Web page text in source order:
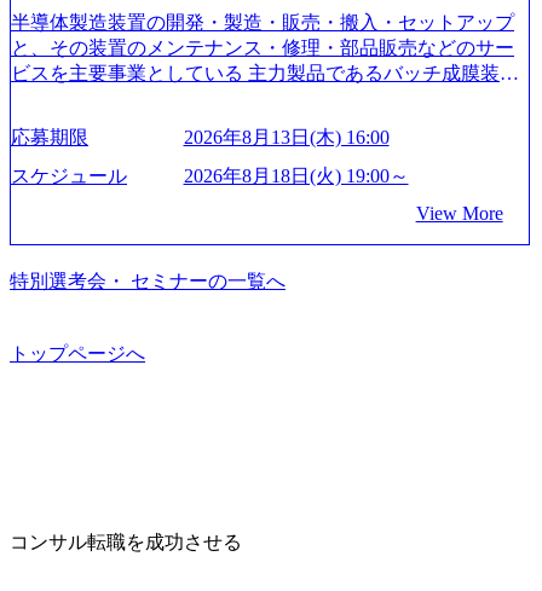
着けたい方でも幅広に経験を積みたい方でも、キャリア形
成が柔軟に可能な環境である。 https://storage.googleapis.com/
our-vision-production.appspot.com/public/images/20240925204135
_93b1bff3-f71c-4bc9-8bd9-72a8a4826007_1200x554.webp https://
mages/20250502152751_46c65543-87ef-4e86-a85a-8649e1c532f9
_956x512.webp https://storage.googleapis.com/our-vision-producti
on.appspot.com/public/images/20250502152804_ba6aaa1a-9ffc-4f
m/our-vision-production.appspot.com/public/images/202505021528
ング会社で、NRI、NTTDATAと同じく世界のFinTech Ranki
開発、運用保守と言った全工程を行う「一気通貫体制」が
特長 ビジネスへの深い理解を持つコンサルタントが集うXs
報 (https://www.xspear.co.jp/member/)一部抜粋 - 伊勢山 昇吾氏:
半導体製造装置の開発・製造・販売・搬入・セットアップ
と、その装置のメンテナンス・修理・部品販売などのサー
ビスを主要事業としている 主力製品であるバッチ成膜装置
世界トップクラスのシェアを有している 技術と対話を通じ
て未来を創造し、社会課題の解決に貢献することを目指し
ている Mission:私たちの技術/私たちの対話 Vision:夢を未来
話 IoT社会の浸透、AIの加速等により半導体需要は世界中で
急伸長しており、それに伴い半導体製造装置の需要も伸長
中 https://storage.googleapis.com/our-vision-production.appspot.co
on-production.appspot.com/public/images/20260224131052_2abe7
cb8-329e-4a45-a8f5-73d9728b2cd7_1200x486.webp https://storag
アドバイザーによる自身のキャリア構築をめざす「キャリ
応募期限
2026年8月13日(木) 16:00
スケジュール
2026年8月18日(火) 19:00～
View More
特別選考会・ セミナーの一覧へ
トップページへ
コンサル転職を成功させる